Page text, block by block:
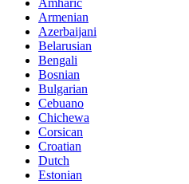
Armenian
Azerbaijani
Belarusian
Bengali
Bosnian
Bulgarian
Cebuano
Chichewa
Corsican
Croatian
Dutch
Estonian